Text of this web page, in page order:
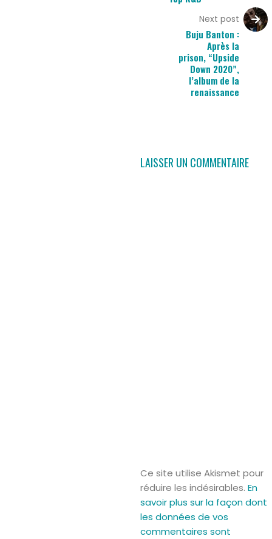
Next post
Buju Banton :
Après la
prison, “Upside
Down 2020”,
l’album de la
renaissance
LAISSER UN COMMENTAIRE
Ce site utilise Akismet pour
réduire les indésirables. En
savoir plus sur la façon dont
les données de vos
commentaires sont